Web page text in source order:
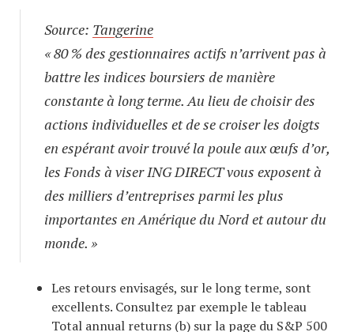
Source: Tangerine
« 80 % des gestionnaires actifs n’arrivent pas à
battre les indices boursiers de manière
constante à long terme. Au lieu de choisir des
actions individuelles et de se croiser les doigts
en espérant avoir trouvé la poule aux œufs d’or,
les Fonds à viser ING DIRECT vous exposent à
des milliers d’entreprises parmi les plus
importantes en Amérique du Nord et autour du
monde. »
Les retours envisagés, sur le long terme, sont
excellents. Consultez par exemple le tableau
Total annual returns (b) sur la page du S&P 500